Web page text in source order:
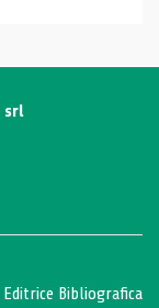
srl
Bibliografica